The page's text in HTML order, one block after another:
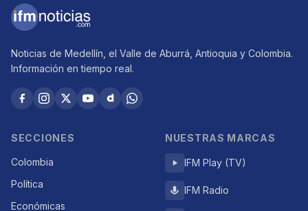
Noticias de Medellín, el Valle de Aburrá, Antioquia y Colombia.
Información en tiempo real.
SECCIONES
Colombia
Política
Económicas
NUESTRAS MARCAS
IFM Play (TV)
IFM Radio